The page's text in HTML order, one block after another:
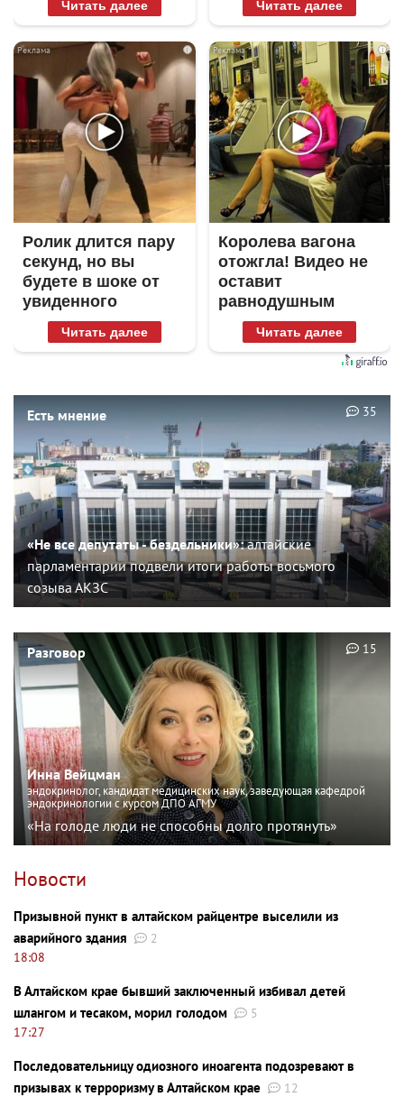
Читать далее Читать далее
i
Ролик длится пару
секунд, но вы
будете в шоке от
увиденного
Читать далее
i
Королева вагона
отожгла! Видео не
оставит
равнодушным
Читать далее
Есть мнение
«Не все депутаты - бездельники»:алтайские
парламентарии подвели итоги работы восьмого
созыва АКЗС
35
Разговор
Инна Вейцман
эндокринолог, кандидат медицинских наук, заведующая кафедрой
эндокринологии с курсом ДПО АГМУ
«На голоде люди не способны долго протянуть»
15
Новости
Призывной пункт в алтайском райцентре выселили из
аварийного здания
2
18:08
В Алтайском крае бывший заключенный избивал детей
шлангом и тесаком, морил голодом
5
17:27
Последовательницу одиозного иноагента подозревают в
призывах к терроризму в Алтайском крае
12